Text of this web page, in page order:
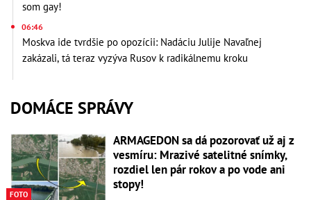
som gay!
06:46
Moskva ide tvrdšie po opozícii: Nadáciu Julije Navaľnej
zakázali, tá teraz vyzýva Rusov k radikálnemu kroku
DOMÁCE SPRÁVY
FOTO
ARMAGEDON sa dá pozorovať už aj z
vesmíru: Mrazivé satelitné snímky,
rozdiel len pár rokov a po vode ani
stopy!